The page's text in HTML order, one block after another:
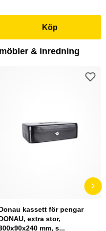
Köp
& inredning
kassett för pengar
extra stor,
mm, s...